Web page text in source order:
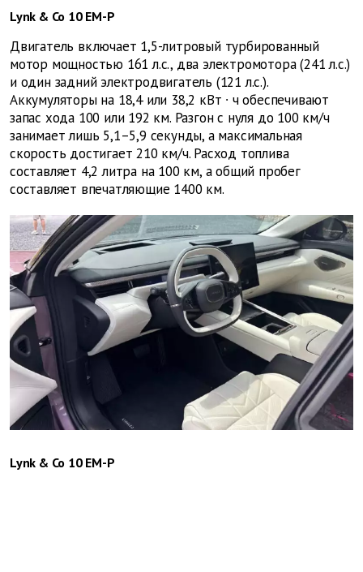
Lynk & Co 10 EM-P
Двигатель включает 1,5-литровый турбированный
мотор мощностью 161 л.с., два электромотора (241 л.с.)
и один задний электродвигатель (121 л.с.).
Аккумуляторы на 18,4 или 38,2 кВт ∙ ч обеспечивают
запас хода 100 или 192 км. Разгон с нуля до 100 км/ч
занимает лишь 5,1–5,9 секунды, а максимальная
скорость достигает 210 км/ч. Расход топлива
составляет 4,2 литра на 100 км, а общий пробег
составляет впечатляющие 1400 км.
Lynk & Co 10 EM-P